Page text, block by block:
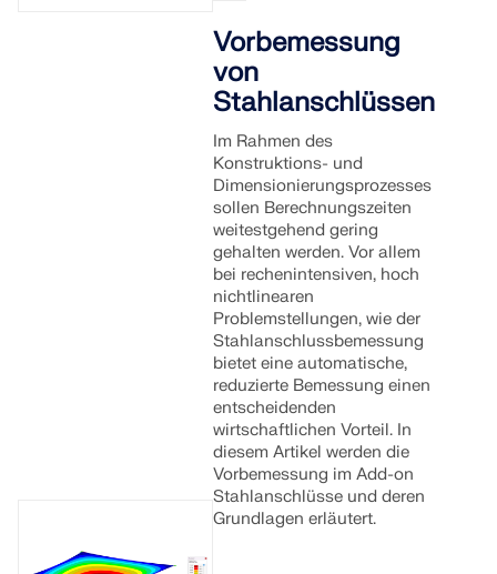
Vorbemessung
von
Stahlanschlüssen
Im Rahmen des
Konstruktions- und
Dimensionierungsprozesses
sollen Berechnungszeiten
weitestgehend gering
gehalten werden. Vor allem
bei rechenintensiven, hoch
nichtlinearen
Problemstellungen, wie der
Stahlanschlussbemessung
bietet eine automatische,
reduzierte Bemessung einen
entscheidenden
wirtschaftlichen Vorteil. In
diesem Artikel werden die
Vorbemessung im Add-on
Stahlanschlüsse und deren
Grundlagen erläutert.